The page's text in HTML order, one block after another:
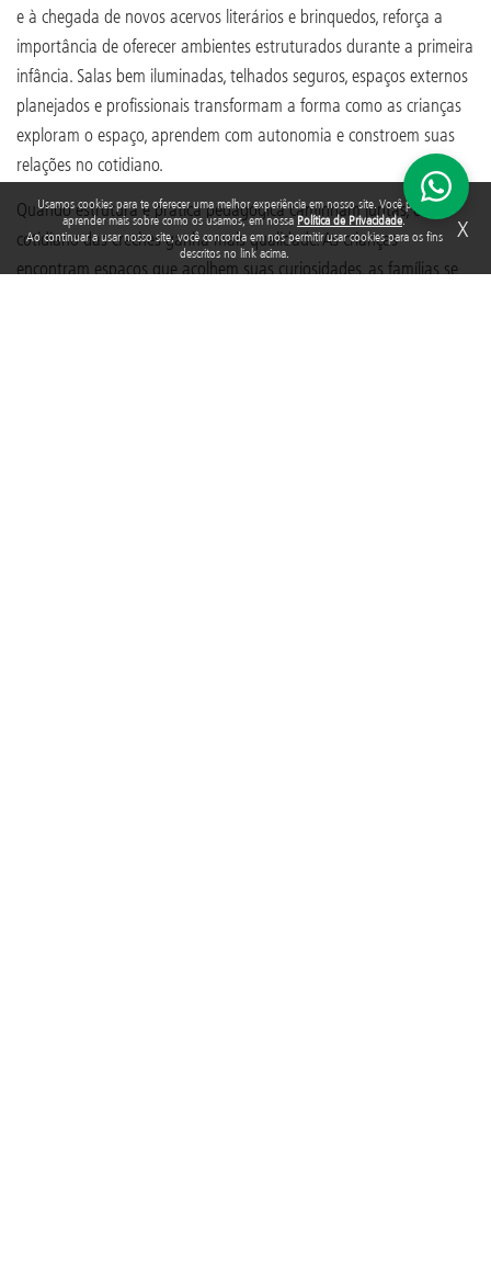
Usamos cookies para te oferecer uma melhor experiência em nosso site. Você pode
aprender mais sobre como os usamos, em nossaPolítica de Privacidade.
Ao continuar a usar nosso site, você concorda em nos permitir usar cookies para os fins
descritos no link acima.
X
e à chegada de novos acervos literários e brinquedos, reforça a
importância de oferecer ambientes estruturados durante a primeira
infância. Salas bem iluminadas, telhados seguros, espaços externos
planejados e profissionais transformam a forma como as crianças
exploram o espaço, aprendem com autonomia e constroem suas
relações no cotidiano.
Quando estrutura e prática pedagógica caminham juntas, o
cotidiano das creches ganha mais qualidade. As crianças
encontram espaços que acolhem suas curiosidades, as famílias se